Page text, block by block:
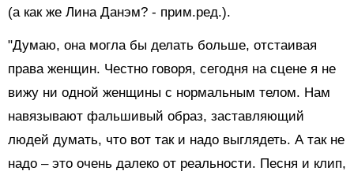
(а как же Лина Данэм? - прим.ред.).
"Думаю, она могла бы делать больше, отстаивая
права женщин. Честно говоря, сегодня на сцене я не
вижу ни одной женщины с нормальным телом. Нам
навязывают фальшивый образ, заставляющий
людей думать, что вот так и надо выглядеть. А так не
надо – это очень далеко от реальности. Песня и клип,